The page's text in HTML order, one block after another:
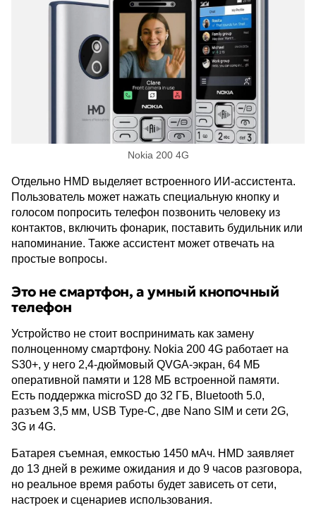
Nokia 200 4G
Отдельно HMD выделяет встроенного ИИ-ассистента.
Пользователь может нажать специальную кнопку и
голосом попросить телефон позвонить человеку из
контактов, включить фонарик, поставить будильник или
напоминание. Также ассистент может отвечать на
простые вопросы.
Это не смартфон, а умный кнопочный
телефон
Устройство не стоит воспринимать как замену
полноценному смартфону. Nokia 200 4G работает на
S30+, у него 2,4-дюймовый QVGA-экран, 64 МБ
оперативной памяти и 128 МБ встроенной памяти.
Есть поддержка microSD до 32 ГБ, Bluetooth 5.0,
разъем 3,5 мм, USB Type-C, две Nano SIM и сети 2G,
3G и 4G.
Батарея съемная, емкостью 1450 мАч. HMD заявляет
до 13 дней в режиме ожидания и до 9 часов разговора,
но реальное время работы будет зависеть от сети,
настроек и сценариев использования.